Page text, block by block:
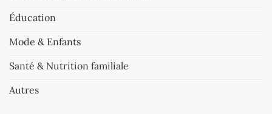
Éducation
Mode & Enfants
Santé & Nutrition familiale
Autres